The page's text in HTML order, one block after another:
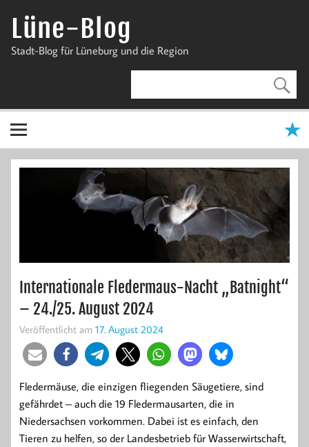
InhaltLüne-Blog
Stadt-Blog für Lüneburg und die Region
Internationale Fledermaus-Nacht „Batnight“
– 24./25. August 2024
Veröffentlicht am 17. August 2024
Fledermäuse, die einzigen fliegenden Säugetiere, sind
gefährdet – auch die 19 Fledermausarten, die in
Niedersachsen vorkommen. Dabei ist es einfach, den
Tieren zu helfen, so der Landesbetrieb für Wasserwirtschaft,